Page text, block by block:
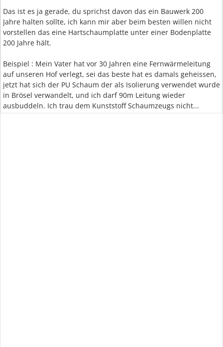
Das ist es ja gerade, du sprichst davon das ein Bauwerk 200
Jahre halten sollte, ich kann mir aber beim besten willen nicht
vorstellen das eine Hartschaumplatte unter einer Bodenplatte
200 Jahre hält.
Beispiel : Mein Vater hat vor 30 Jahren eine Fernwärmeleitung
auf unseren Hof verlegt, sei das beste hat es damals geheissen,
jetzt hat sich der PU Schaum der als Isolierung verwendet wurde
in Brösel verwandelt, und ich darf 90m Leitung wieder
ausbuddeln. Ich trau dem Kunststoff Schaumzeugs nicht...